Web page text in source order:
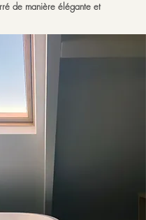
de manière élégante et